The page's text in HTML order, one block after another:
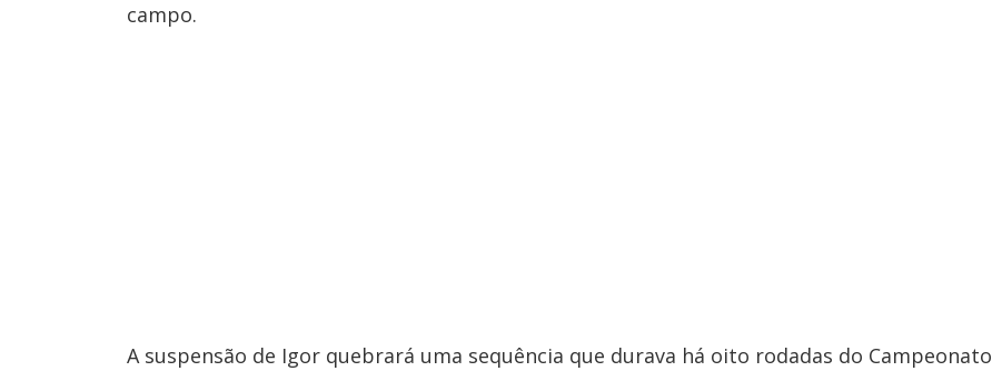
campo.
A suspensão de Igor quebrará uma sequência que durava há oito rodadas do Campeonato